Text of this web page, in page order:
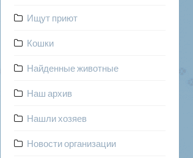
Ищут приют
Кошки
Найденные животные
Наш архив
Нашли хозяев
Новости организации